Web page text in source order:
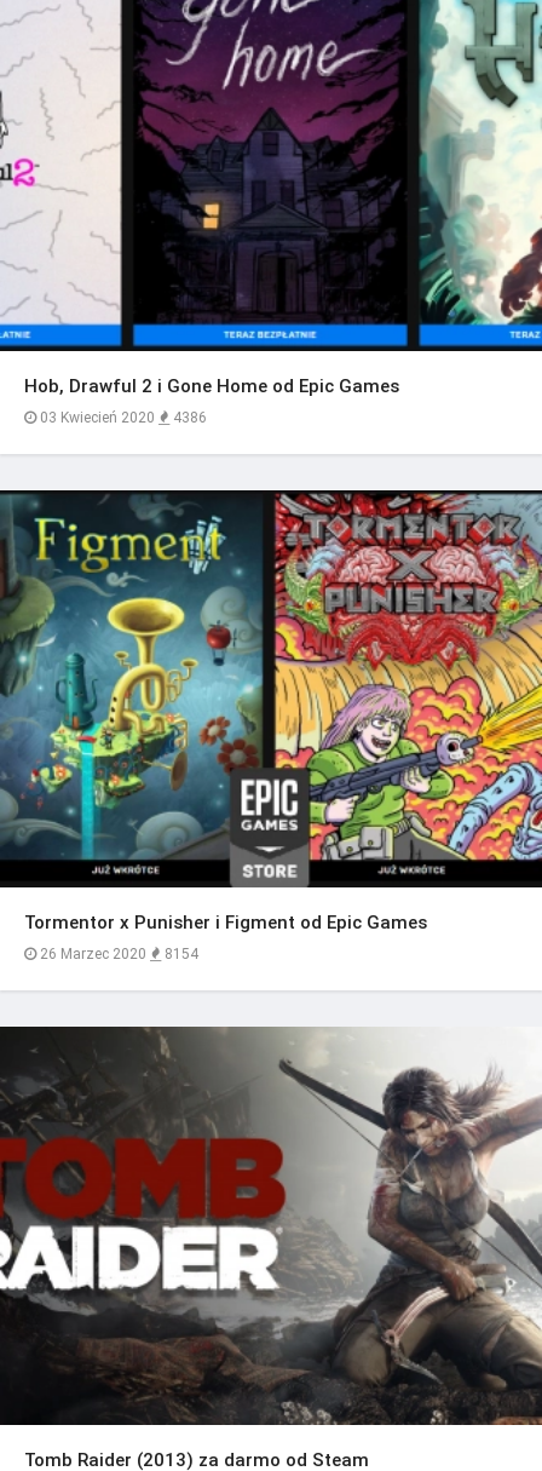
Hob, Drawful 2 i Gone Home od Epic Games
03 Kwiecień 2020 4386
Tormentor x Punisher i Figment od Epic Games
26 Marzec 2020 8154
Tomb Raider (2013) za darmo od Steam